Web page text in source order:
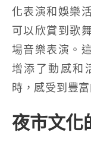
化表演和娛樂
可以欣賞到歌
場音樂表演。
增添了動感和
時，感受到豐
夜市文化